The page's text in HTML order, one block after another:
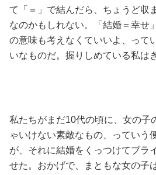
て「＝」で結んだら、ちょうど収
なのかもしれない。「結婚＝幸せ
の意味も考えなくていいよ、って
いなものだ。握りしめている私は
私たちがまだ10代の頃に、女の子
ゃいけない素敵なもの、っていう
が、それに結婚をくっつけてブラ
せた。おかげで、まともな女の子